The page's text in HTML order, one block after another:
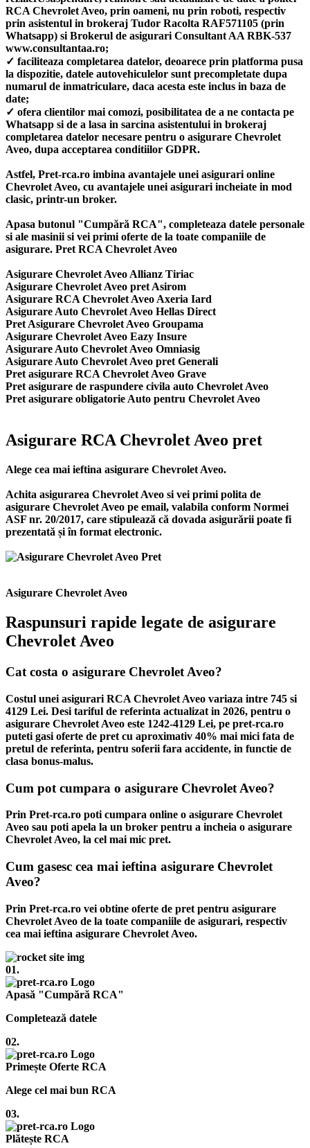
RCA Chevrolet Aveo, prin oameni, nu prin roboti, respectiv
prin asistentul in brokeraj Tudor Racolta RAF571105 (prin
Whatsapp) si Brokerul de asigurari Consultant AA RBK-537
www.consultantaa.ro;
✓ faciliteaza completarea datelor, deoarece prin platforma pusa
la dispozitie, datele autovehiculelor sunt precompletate dupa
numarul de inmatriculare, daca acesta este inclus in baza de
date;
✓ ofera clientilor mai comozi, posibilitatea de a ne contacta pe
Whatsapp si de a lasa in sarcina asistentului in brokeraj
completarea datelor necesare pentru o asigurare Chevrolet
Aveo, dupa acceptarea conditiilor GDPR.
Astfel, Pret-rca.ro imbina avantajele unei asigurari online
Chevrolet Aveo, cu avantajele unei asigurari incheiate in mod
clasic, printr-un broker.
Apasa butonul "Cumpără RCA", completeaza datele personale
si ale masinii si vei primi oferte de la toate companiile de
asigurare. Pret RCA Chevrolet Aveo
Asigurare Chevrolet Aveo Allianz Tiriac
Asigurare Chevrolet Aveo pret Asirom
Asigurare RCA Chevrolet Aveo Axeria Iard
Asigurare Auto Chevrolet Aveo Hellas Direct
Pret Asigurare Chevrolet Aveo Groupama
Asigurare Chevrolet Aveo Eazy Insure
Asigurare Auto Chevrolet Aveo Omniasig
Asigurare Auto Chevrolet Aveo pret Generali
Pret asigurare RCA Chevrolet Aveo Grave
Pret asigurare de raspundere civila auto Chevrolet Aveo
Pret asigurare obligatorie Auto pentru Chevrolet Aveo
Asigurare RCA Chevrolet Aveo pret
Alege cea mai ieftina asigurare Chevrolet Aveo.
Achita asigurarea Chevrolet Aveo si vei primi polita de
asigurare Chevrolet Aveo pe email, valabila conform Normei
ASF nr. 20/2017, care stipulează că dovada asigurării poate fi
prezentată și în format electronic.
Asigurare Chevrolet Aveo
Raspunsuri rapide legate de asigurare
Chevrolet Aveo
Cat costa o asigurare Chevrolet Aveo?
Costul unei asigurari RCA Chevrolet Aveo variaza intre 745 si
4129 Lei. Desi tariful de referinta actualizat in 2026, pentru o
asigurare Chevrolet Aveo este 1242-4129 Lei, pe pret-rca.ro
puteti gasi oferte de pret cu aproximativ 40% mai mici fata de
pretul de referinta, pentru soferii fara accidente, in functie de
clasa bonus-malus.
Cum pot cumpara o asigurare Chevrolet Aveo?
Prin Pret-rca.ro poti cumpara online o asigurare Chevrolet
Aveo sau poti apela la un broker pentru a incheia o asigurare
Chevrolet Aveo, la cel mai mic pret.
Cum gasesc cea mai ieftina asigurare Chevrolet
Aveo?
Prin Pret-rca.ro vei obtine oferte de pret pentru asigurare
Chevrolet Aveo de la toate companiile de asigurari, respectiv
cea mai ieftina asigurare Chevrolet Aveo.
01.
Apasă "Cumpără RCA"
Completează datele
02.
Primește Oferte RCA
Alege cel mai bun RCA
03.
Plătește RCA